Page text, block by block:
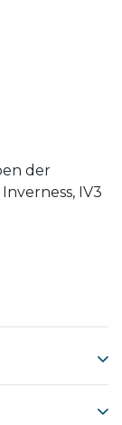
der
IV3